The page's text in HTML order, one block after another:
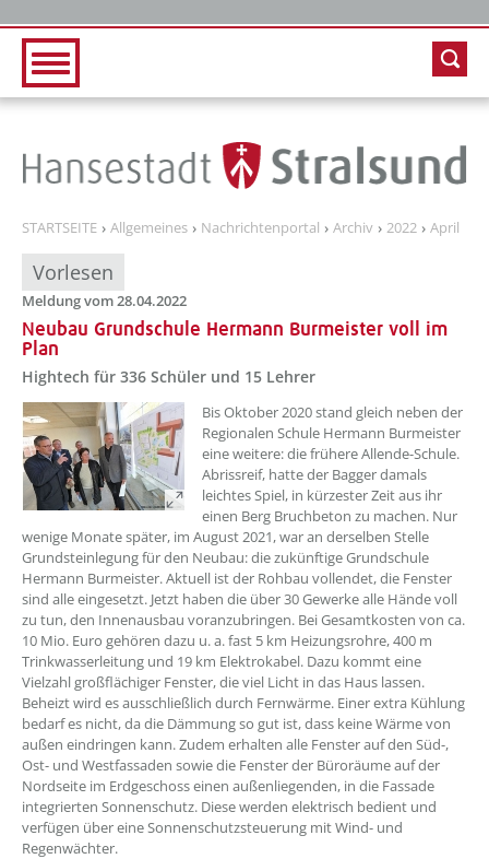
STARTSEITE Allgemeines Nachrichtenportal Archiv 2022 April
Vorlesen
Meldung vom 28.04.2022
Neubau Grundschule Hermann Burmeister voll im
Plan
Hightech für 336 Schüler und 15 Lehrer
??? absaetzeOben[1]/titel ???
Bis Oktober 2020 stand gleich neben der
Regionalen Schule Hermann Burmeister
eine weitere: die frühere Allende-Schule.
Abrissreif, hatte der Bagger damals
leichtes Spiel, in kürzester Zeit aus ihr
einen Berg Bruchbeton zu machen. Nur
wenige Monate später, im August 2021, war an derselben Stelle
Grundsteinlegung für den Neubau: die zukünftige Grundschule
Hermann Burmeister. Aktuell ist der Rohbau vollendet, die Fenster
sind alle eingesetzt. Jetzt haben die über 30 Gewerke alle Hände voll
zu tun, den Innenausbau voranzubringen. Bei Gesamtkosten von ca.
10 Mio. Euro gehören dazu u. a. fast 5 km Heizungsrohre, 400 m
Trinkwasserleitung und 19 km Elektrokabel. Dazu kommt eine
Vielzahl großflächiger Fenster, die viel Licht in das Haus lassen.
Beheizt wird es ausschließlich durch Fernwärme. Einer extra Kühlung
bedarf es nicht, da die Dämmung so gut ist, dass keine Wärme von
außen eindringen kann. Zudem erhalten alle Fenster auf den Süd-,
Ost- und Westfassaden sowie die Fenster der Büroräume auf der
Nordseite im Erdgeschoss einen außenliegenden, in die Fassade
integrierten Sonnenschutz. Diese werden elektrisch bedient und
verfügen über eine Sonnenschutzsteuerung mit Wind- und
Regenwächter.